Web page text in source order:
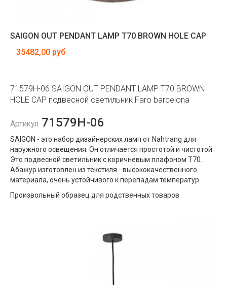
SAIGON OUT PENDANT LAMP T70 BROWN HOLE CAP
35482,00 руб
71579H-06 SAIGON OUT PENDANT LAMP T70 BROWN
HOLE CAP подвесной светильник Faro barcelona
Артикул 71579H-06
SAIGON - это набор дизайнерских ламп от Nahtrang для
наружного освещения. Он отличается простотой и чистотой.
Это подвесной светильник с коричневым плафоном T70.
Абажур изготовлен из текстиля - высококачественного
материала, очень устойчивого к перепадам температур.
Произвольный образец для родственных товаров